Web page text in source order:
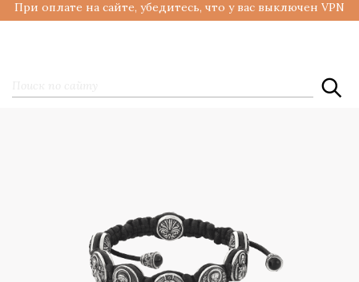
При оплате на сайте, убедитесь, что у вас выключен VPN